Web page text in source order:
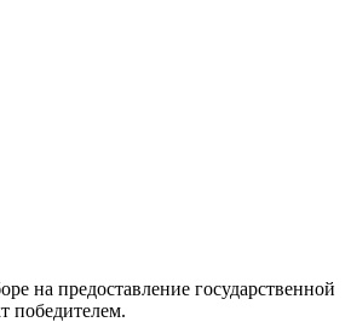
на предоставление государственной
победителем.